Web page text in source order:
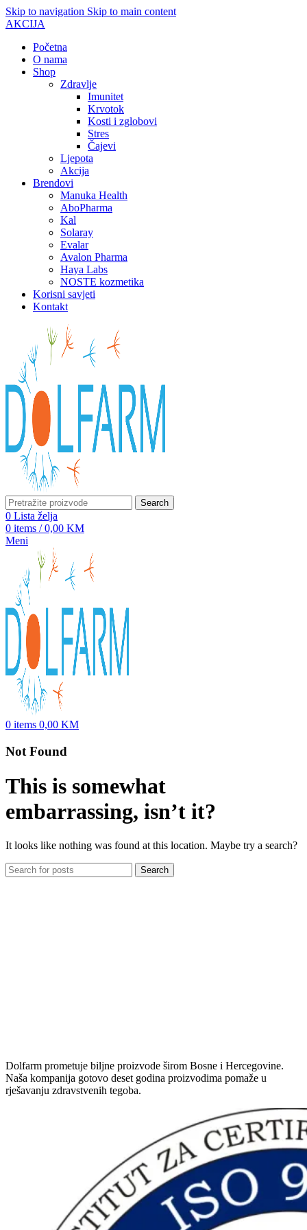
Skip to navigation Skip to main content
AKCIJA
Početna
O nama
Shop
Zdravlje
Imunitet
Krvotok
Kosti i zglobovi
Stres
Čajevi
Ljepota
Akcija
Brendovi
Manuka Health
AboPharma
Kal
Solaray
Evalar
Avalon Pharma
Haya Labs
NOSTE kozmetika
Korisni savjeti
Kontakt
Search
0 Lista želja
0 items / 0,00 KM
Meni
0 items 0,00 KM
Not Found
This is somewhat
embarrassing, isn’t it?
It looks like nothing was found at this location. Maybe try a search?
Search
Dolfarm prometuje biljne proizvode širom Bosne i Hercegovine.
Naša kompanija gotovo deset godina proizvodima pomaže u
rješavanju zdravstvenih tegoba.